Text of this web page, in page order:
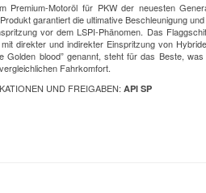
Premium-Motoröl für PKW der neuesten
garantiert die ultimative Beschleunigung
vor dem LSPI-Phänomen. Das
direkter und indirekter Einspritzung von
Golden blood” genannt, steht für das Beste,
Fahrkomfort.
UND FREIGABEN: API SP